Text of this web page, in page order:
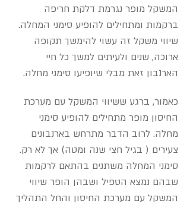
המשקל מופר נגרמת דלקת חריפה
ברקמות ומתחילים להופיע סימני המחלה.
שיווי משקל זה עשוי להימשך תקופה
ארוכה, שנים ולעיתים למשך כל חיי
הארנבון זאת מבלי שיופיעו סימני מחלה.
כאמור, ברגע ששיווי המשקל עם מערכת
החיסון מופר מתחילים להופיע סימני
מחלה. לרוב הדבר מתרחש בארנבונים
צעירים ( בגיל חצי שנה ומטה) אך לא רק.
סימני המחלה משתנים בהתאם לרקמות
שבהם נמצא הטפיל ושבהן הופר שיווי
המשקל עם מערכת החיסון והחל התהליך